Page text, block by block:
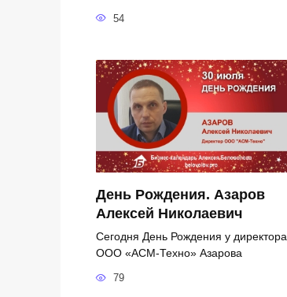
54
День Рождения. Азаров
Алексей Николаевич
Сегодня День Рождения у директора
ООО «АСМ-Техно» Азарова
79